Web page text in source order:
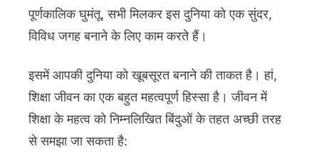
पूर्णकालिक घुमंतू, सभी मिलकर इस दुनिया को एक सुंदर,
विविध जगह बनाने के लिए काम करते हैं।
इसमें आपकी दुनिया को खूबसूरत बनाने की ताकत है। हां,
शिक्षा जीवन का एक बहुत महत्वपूर्ण हिस्सा है। जीवन में
शिक्षा के महत्व को निम्नलिखित बिंदुओं के तहत अच्छी तरह
से समझा जा सकता है: